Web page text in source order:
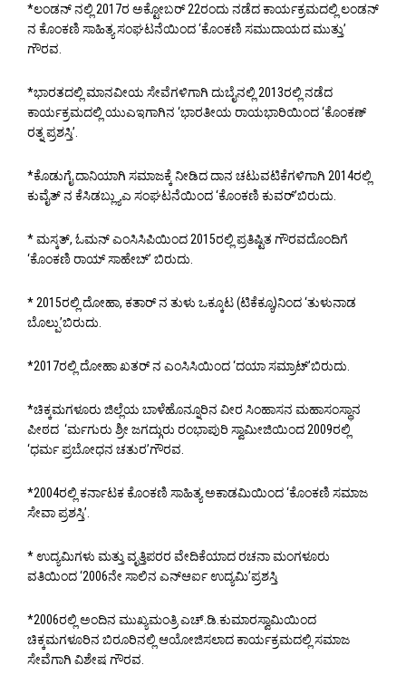
*ಲಂಡನ್ ನಲ್ಲಿ 2017ರ ಅಕ್ಟೋಬರ್ 22ರಂದು ನಡೆದ ಕಾರ್ಯಕ್ರಮದಲ್ಲಿ ಲಂಡನ್
ನ ಕೊಂಕಣಿ ಸಾಹಿತ್ಯ ಸಂಘಟನೆಯಿಂದ ‘ಕೊಂಕಣಿ ಸಮುದಾಯದ ಮುತ್ತು’
ಗೌರವ.
*ಭಾರತದಲ್ಲಿ ಮಾನವೀಯ ಸೇವೆಗಳಿಗಾಗಿ ದುಬೈನಲ್ಲಿ 2013ರಲ್ಲಿ ನಡೆದ
ಕಾರ್ಯಕ್ರಮದಲ್ಲಿ ಯುಎಇಗಾಗಿನ ‘ಭಾರತೀಯ ರಾಯಭಾರಿಯಿಂದ ‘ಕೊಂಕಣ್
ರತ್ನ ಪ್ರಶಸ್ತಿ’.
*ಕೊಡುಗೈ ದಾನಿಯಾಗಿ ಸಮಾಜಕ್ಕೆ ನೀಡಿದ ದಾನ ಚಟುವಟಿಕೆಗಳಿಗಾಗಿ 2014ರಲ್ಲಿ
ಕುವೈತ್ ನ ಕೆಸಿಡಬ್ಲ್ಯುಎ ಸಂಘಟನೆಯಿಂದ ‘ಕೊಂಕಣಿ ಕುವರ್’ಬಿರುದು.
* ಮಸ್ಕತ್, ಓಮನ್ ಎಂಸಿಸಿಪಿಯಿಂದ 2015ರಲ್ಲಿ ಪ್ರತಿಷ್ಟಿತ ಗೌರವದೊಂದಿಗೆ
‘ಕೊಂಕಣಿ ರಾಯ್ ಸಾಹೇಬ್’ ಬಿರುದು.
* 2015ರಲ್ಲಿ ದೋಹಾ, ಕತಾರ್ ನ ತುಳು ಒಕ್ಕೂಟ (ಟಿಕೆಕ್ಯೂ)ನಿಂದ ‘ತುಳುನಾಡ
ಬೊಲ್ಪು’ಬಿರುದು.
*2017ರಲ್ಲಿ ದೋಹಾ ಖತರ್ ನ ಎಂಸಿಸಿಯಿಂದ ‘ದಯಾ ಸಮ್ರಾಟ್’ಬಿರುದು.
*ಚಿಕ್ಕಮಗಳೂರು ಜಿಲ್ಲೆಯ ಬಾಳೆಹೊನ್ನೂರಿನ ವೀರ ಸಿಂಹಾಸನ ಮಹಾಸಂಸ್ಥಾನ
ಪೀಠದ ‘ರ್ಮಗುರು ಶ್ರೀ ಜಗದ್ಗುರು ರಂಭಾಪುರಿ ಸ್ವಾಮೀಜಿಯಿಂದ 2009ರಲ್ಲಿ
‘ಧರ್ಮ ಪ್ರಬೋಧನ ಚತುರ’ಗೌರವ.
*2004ರಲ್ಲಿ ಕರ್ನಾಟಕ ಕೊಂಕಣಿ ಸಾಹಿತ್ಯ ಅಕಾಡಮಿಯಿಂದ ‘ಕೊಂಕಣಿ ಸಮಾಜ
ಸೇವಾ ಪ್ರಶಸ್ತಿ’.
* ಉದ್ಯಮಿಗಳು ಮತ್ತು ವೃತ್ತಿಪರರ ವೇದಿಕೆಯಾದ ರಚನಾ ಮಂಗಳೂರು
ವತಿಯಿಂದ ‘2006ನೇ ಸಾಲಿನ ಎನ್ಆರ್ಐ ಉದ್ಯಮಿ’ಪ್ರಶಸ್ತಿ
*2006ರಲ್ಲಿ ಅಂದಿನ ಮುಖ್ಯಮಂತ್ರಿ ಎಚ್.ಡಿ.ಕುಮಾರಸ್ವಾಮಿಯಿಂದ
ಚಿಕ್ಕಮಗಳೂರಿನ ಬಿರೂರಿನಲ್ಲಿ ಆಯೋಜಿಸಲಾದ ಕಾರ್ಯಕ್ರಮದಲ್ಲಿ ಸಮಾಜ
ಸೇವೆಗಾಗಿ ವಿಶೇಷ ಗೌರವ.